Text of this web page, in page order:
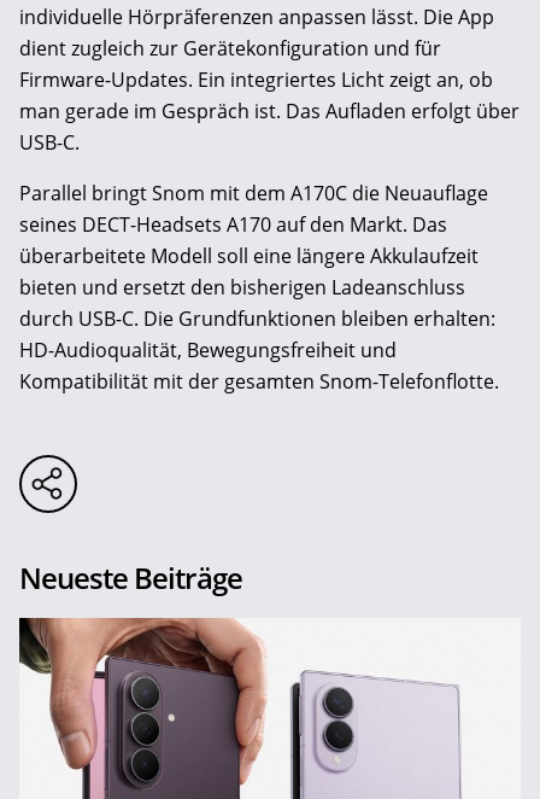
individuelle Hörpräferenzen anpassen lässt. Die App
dient zugleich zur Gerätekonfiguration und für
Firmware-Updates. Ein integriertes Licht zeigt an, ob
man gerade im Gespräch ist. Das Aufladen erfolgt über
USB-C.
Parallel bringt Snom mit dem A170C die Neuauflage
seines DECT-Headsets A170 auf den Markt. Das
überarbeitete Modell soll eine längere Akkulaufzeit
bieten und ersetzt den bisherigen Ladeanschluss
durch USB-C. Die Grundfunktionen bleiben erhalten:
HD-Audioqualität, Bewegungsfreiheit und
Kompatibilität mit der gesamten Snom-Telefonflotte.
Neueste Beiträge